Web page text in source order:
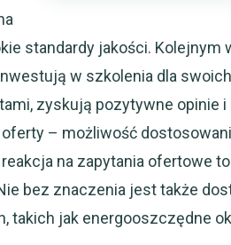
standardy jakości. Kolejnym
w szkolenia dla
zyskują pozytywne opinie
– możliwość
na zapytania ofertowe
bez znaczenia jest także
takich jak energooszczędne